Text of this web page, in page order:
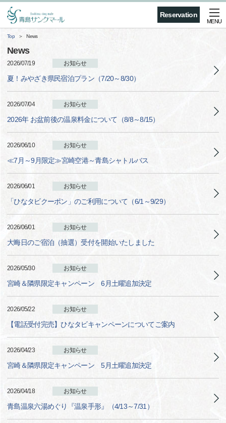
Reservation
MENU
Top News
News
2026/07/19 お知らせ
夏！みやざき県民宿泊プラン（7/20～8/30）
2026/07/04 お知らせ
2026年 お盆前後の温泉料金について（8/8～8/15）
2026/06/10 お知らせ
≪7月～9月限定≫宮崎空港～青島シャトルバス
2026/06/01 お知らせ
「ひなタビクーポン」のご利用について（6/1～9/29）
2026/06/01 お知らせ
大晦日のご宿泊（抽選）受付を開始いたしました
2026/05/30 お知らせ
宮崎＆隣県限定キャンペーン 6月土曜追加決定
2026/05/22 お知らせ
【電話受付完売】ひなタビキャンペーンについてご案内
2026/04/23 お知らせ
宮崎＆隣県限定キャンペーン 5月土曜追加決定
2026/04/18 お知らせ
青島温泉六湯めぐり『温泉手形』（4/13～7/31）